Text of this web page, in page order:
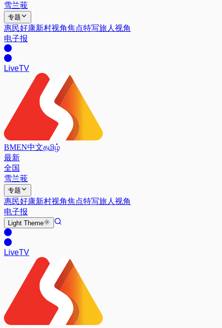
雪兰莪
专题
惠民好康新村视角焦点特写旅人视角
电子报
LiveTV
BMEN中文தமிழ்
最新
全国
雪兰莪
专题
惠民好康新村视角焦点特写旅人视角
电子报
Light Theme
LiveTV